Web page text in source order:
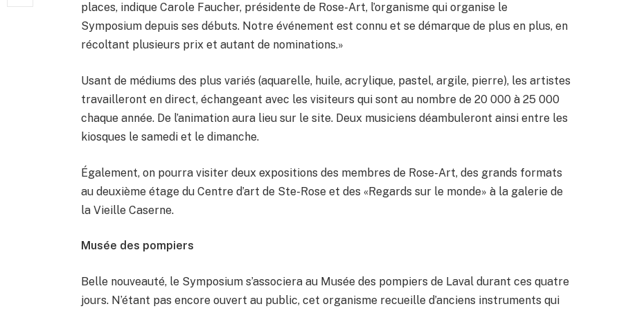
places, indique Carole Faucher, présidente de Rose-Art, l’organisme qui organise le
Symposium depuis ses débuts. Notre événement est connu et se démarque de plus en plus, en
récoltant plusieurs prix et autant de nominations.»
Usant de médiums des plus variés (aquarelle, huile, acrylique, pastel, argile, pierre), les artistes
travailleront en direct, échangeant avec les visiteurs qui sont au nombre de 20 000 à 25 000
chaque année. De l’animation aura lieu sur le site. Deux musiciens déambuleront ainsi entre les
kiosques le samedi et le dimanche.
Également, on pourra visiter deux expositions des membres de Rose-Art, des grands formats
au deuxième étage du Centre d’art de Ste-Rose et des «Regards sur le monde» à la galerie de
la Vieille Caserne.
Musée des pompiers
Belle nouveauté, le Symposium s’associera au Musée des pompiers de Laval durant ces quatre
jours. N’étant pas encore ouvert au public, cet organisme recueille d’anciens instruments qui